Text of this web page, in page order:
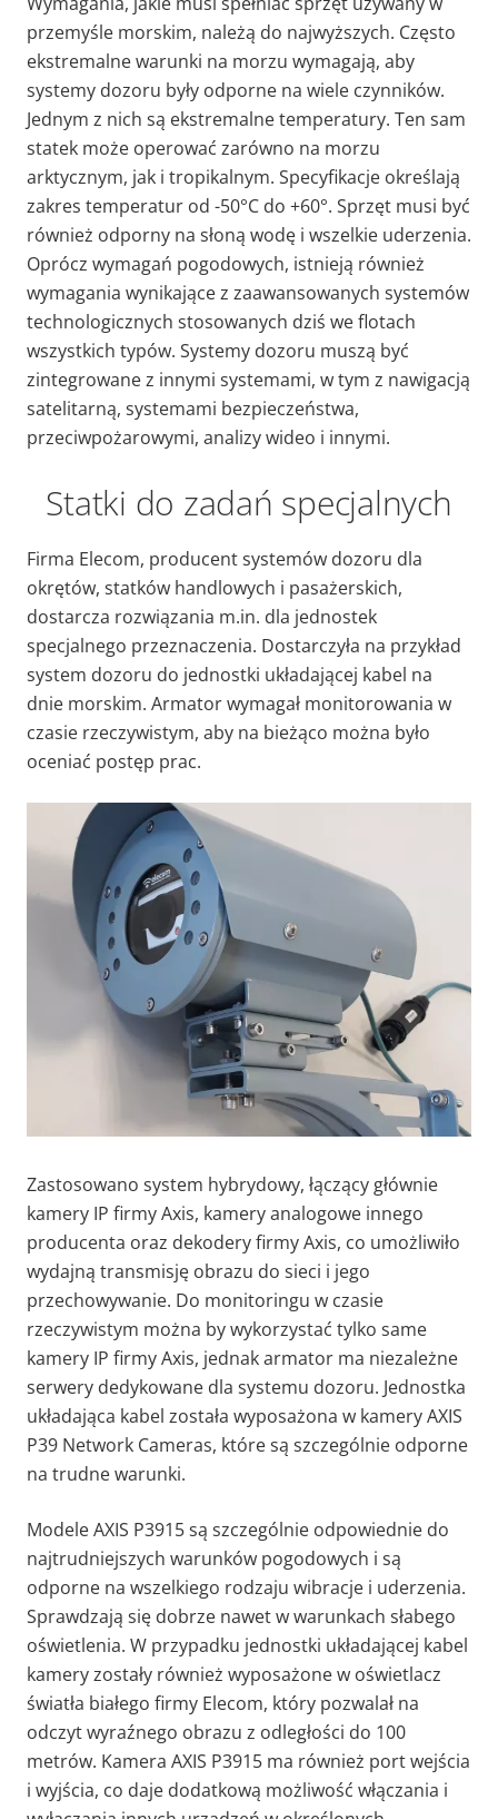
przemyśle morskim, należą do najwyższych. Często
ekstremalne warunki na morzu wymagają, aby
systemy dozoru były odporne na wiele czynników.
Jednym z nich są ekstremalne temperatury. Ten sam
statek może operować zarówno na morzu
arktycznym, jak i tropikalnym. Specyfikacje określają
zakres temperatur od -50°C do +60°. Sprzęt musi być
również odporny na słoną wodę i wszelkie uderzenia.
Oprócz wymagań pogodowych, istnieją również
wymagania wynikające z zaawansowanych systemów
technologicznych stosowanych dziś we flotach
wszystkich typów. Systemy dozoru muszą być
zintegrowane z innymi systemami, w tym z nawigacją
satelitarną, systemami bezpieczeństwa,
przeciwpożarowymi, analizy wideo i innymi.
Statki do zadań specjalnych
Firma Elecom, producent systemów dozoru dla
okrętów, statków handlowych i pasażerskich,
dostarcza rozwiązania m.in. dla jednostek
specjalnego przeznaczenia. Dostarczyła na przykład
system dozoru do jednostki układającej kabel na
dnie morskim. Armator wymagał monitorowania w
czasie rzeczywistym, aby na bieżąco można było
oceniać postęp prac.
Zastosowano system hybrydowy, łączący głównie
kamery IP firmy Axis, kamery analogowe innego
producenta oraz dekodery firmy Axis, co umożliwiło
wydajną transmisję obrazu do sieci i jego
przechowywanie. Do monitoringu w czasie
rzeczywistym można by wykorzystać tylko same
kamery IP firmy Axis, jednak armator ma niezależne
serwery dedykowane dla systemu dozoru. Jednostka
układająca kabel została wyposażona w kamery AXIS
P39 Network Cameras, które są szczególnie odporne
na trudne warunki.
Modele AXIS P3915 są szczególnie odpowiednie do
najtrudniejszych warunków pogodowych i są
odporne na wszelkiego rodzaju wibracje i uderzenia.
Sprawdzają się dobrze nawet w warunkach słabego
oświetlenia. W przypadku jednostki układającej kabel
kamery zostały również wyposażone w oświetlacz
światła białego firmy Elecom, który pozwalał na
odczyt wyraźnego obrazu z odległości do 100
metrów. Kamera AXIS P3915 ma również port wejścia
i wyjścia, co daje dodatkową możliwość włączania i